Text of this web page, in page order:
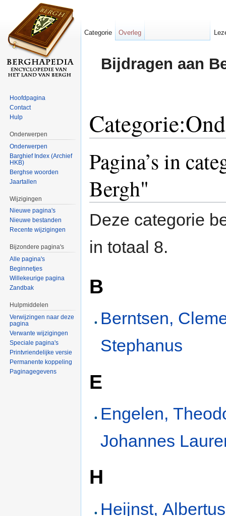
Bijdragen aan
Pagina’s in
Bergh"
Deze categorie
in totaal 8.
B
Berntsen,
Stephanus
E
Engelen,
Johannes
H
Heijnst, Albertus
Categorie Overleg
Hoofdpagina
Contact
Hulp
Onderwerpen
Onderwerpen
Barghief Index (Archief
HKB)
Berghse woorden
Jaartallen
Wijzigingen
Nieuwe pagina's
Nieuwe bestanden
Recente wijzigingen
Bijzondere pagina's
Alle pagina's
Beginnetjes
Willekeurige pagina
Zandbak
Hulpmiddelen
Verwijzingen naar deze
pagina
Verwante wijzigingen
Speciale pagina's
Printvriendelijke versie
Permanente koppeling
Paginagegevens